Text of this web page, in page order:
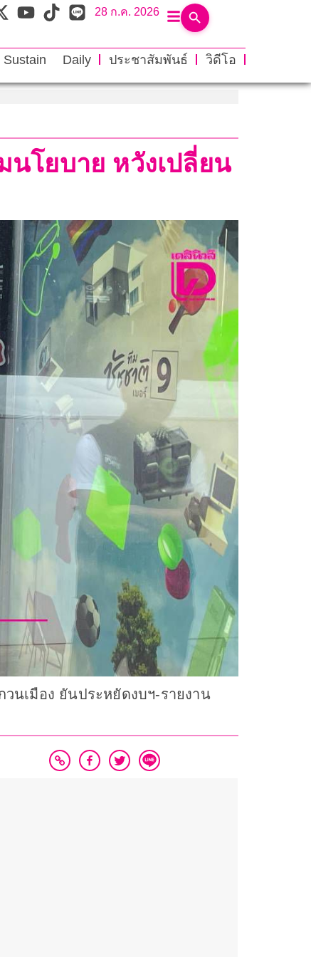
28 ก.ค. 2026
Sustain Daily ประชาสัมพันธ์
วิดีโอ
นโยบาย หวังเปลี่ยน
นเมือง ยันประหยัดงบฯ-รายงาน